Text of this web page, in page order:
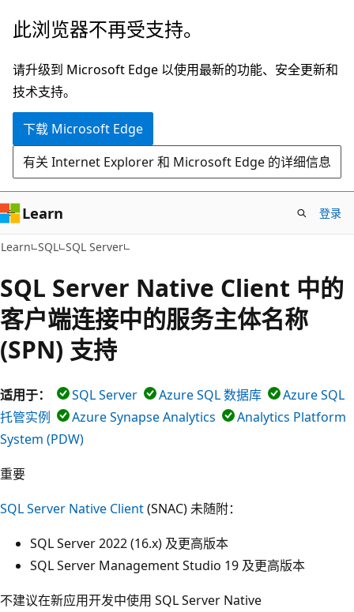
跳
主
要
内
此浏览器不再受支持。
请升级到 Microsoft Edge 以使用最新的功能、安全更新和
技术支持。
下载 Microsoft Edge
有关 Internet Explorer 和 Microsoft Edge 的详细信息
Learn 登录
Learn SQL SQL Server
SQL Server Native Client 中的
客户端连接中的服务主体名称
(SPN) 支持
适用于： SQL Server Azure SQL 数据库
Azure SQL
托管实例
Azure Synapse Analytics
Analytics Platform
System (PDW)
重要
SQL Server Native Client(SNAC) 未随附：
SQL Server 2022 (16.x) 及更高版本
SQL Server Management Studio 19 及更高版本
不建议在新应用开发中使用 SQL Server Native